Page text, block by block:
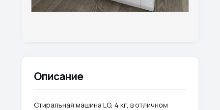
Описание
Стиральная машина LG, 4 кг, в отличном